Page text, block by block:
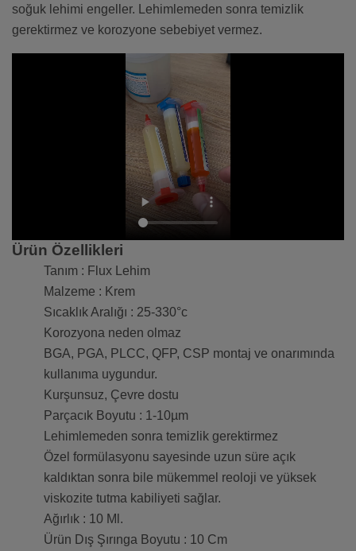
soğuk lehimi engeller. Lehimlemeden sonra temizlik
gerektirmez ve korozyone sebebiyet vermez.
Ürün Özellikleri
Tanım : Flux Lehim
Malzeme : Krem
Sıcaklık Aralığı : 25-330°c
Korozyona neden olmaz
BGA, PGA, PLCC, QFP, CSP montaj ve onarımında
kullanıma uygundur.
Kurşunsuz, Çevre dostu
Parçacık Boyutu : 1-10µm
Lehimlemeden sonra temizlik gerektirmez
Özel formülasyonu sayesinde uzun süre açık
kaldıktan sonra bile mükemmel reoloji ve yüksek
viskozite tutma kabiliyeti sağlar.
Ağırlık : 10 Ml.
Ürün Dış Şırınga Boyutu : 10 Cm